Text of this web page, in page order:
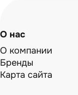
О нас
О компании
Бренды
Карта сайта